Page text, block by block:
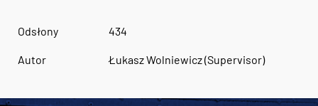
Odsłony 434
Autor Łukasz Wolniewicz (Supervisor)